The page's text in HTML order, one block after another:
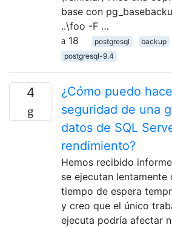
base con
..\foo -F …
18
postgresql backup
postgresql-9.4
4
¿Cómo puedo
seguridad de una
datos de SQL
rendimiento?
Hemos recibido
se ejecutan lentamente
tiempo de espera
y creo que el único
ejecuta podría afectar